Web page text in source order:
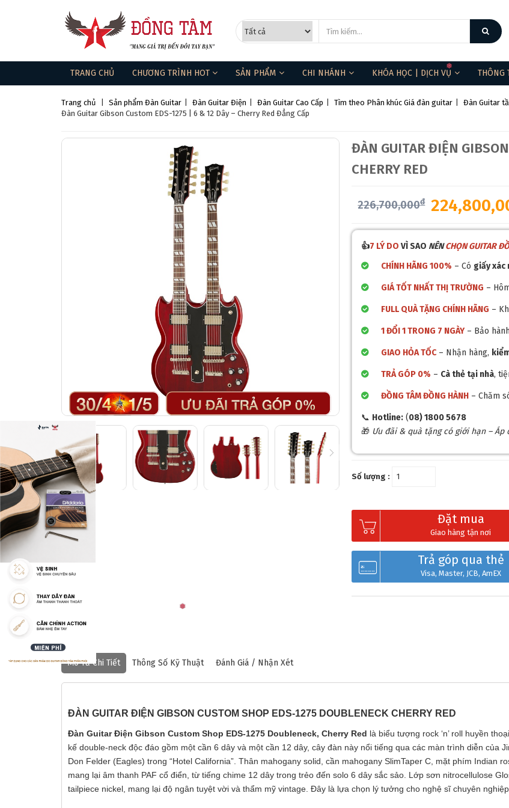
TRANG CHỦ CHƯƠNG TRÌNH HOT SẢN PHẨM CHI NHÁNH KHÓA HỌC | DỊCH VỤ THÔNG
❅
Trang chủ Sản phẩm Đàn Guitar Đàn Guitar Điện Đàn Guitar Cao Cấp Tìm theo Phân khúc Giá đàn guitar Đàn Guitar
Đàn Guitar Gibson Custom EDS-1275 | 6 & 12 Dây – Cherry Red Đẳng Cấp
ĐÀN GUITAR ĐIỆN
CHERRY RED
226,700,000đ
👍7 LÝ DO VÌ SAO NÊNCHỌN GUITAR
CHÍNH HÃNG 100% – Có giấy xác
GIÁ TỐT NHẤT THỊ TRƯỜNG –
FULL QUÀ TẶNG CHÍNH HÃNG –
1 ĐỔI 1 TRONG 7 NGÀY– Bảo
GIAO HỎA TỐC– Nhận hàng,
TRẢ GÓP 0% – Cà thẻ tại nhà,
ĐỒNG TÂM ĐỒNG HÀNH – Chăm
📞 Hotline: (08) 1800 5678
🎁 Ưu đãi & quà tặng có giới hạn –
Số lượng :
Đặt mua
Giao hàng tận nơi
Trả góp qua thẻ
Visa, Master, JCB, AmEX
Mô Tả Chi Tiết Thông Số Kỹ Thuật Đánh Giá / Nhận Xét
ĐÀN GUITAR ĐIỆN GIBSON CUSTOM SHOP EDS-1275 DOUBLENECK CHERRY RED
Đàn Guitar Điện Gibson Custom Shop EDS-1275 Doubleneck, Cherry Red là biểu tượng rock ‘n’ roll huyền
kế double-neck độc đáo gồm một cần 6 dây và một cần 12 dây, cây đàn này nổi tiếng qua các màn trình diễn của
Don Felder (Eagles) trong “Hotel California”. Thân mahogany solid, cần mahogany SlimTaper C, mặt phím Indian
mang lại âm thanh PAF cổ điển, từ tiếng chime 12 dây trong trẻo đến solo 6 dây sắc sảo. Lớp sơn nitrocellulose
tailpiece nickel, mang lại độ ngân tuyệt vời và thẩm mỹ vintage. Đây là lựa chọn lý tưởng cho nghệ sĩ chuyên